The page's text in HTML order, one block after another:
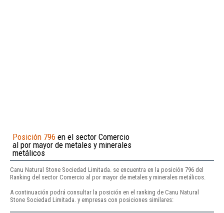
Posición 796 en el sector Comercio
al por mayor de metales y minerales
metálicos
Canu Natural Stone Sociedad Limitada. se encuentra en la posición 796 del
Ranking del sector Comercio al por mayor de metales y minerales metálicos.
A continuación podrá consultar la posición en el ranking de Canu Natural
Stone Sociedad Limitada. y empresas con posiciones similares: